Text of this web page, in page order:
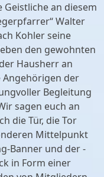
an diesem
Walter
Kohler seine
den gewohnten
Hausherr an
Angehörigen der
Begleitung
sagen euch an
die Tür, die Tor
Mittelpunkt
Banner und der -
in Form einer